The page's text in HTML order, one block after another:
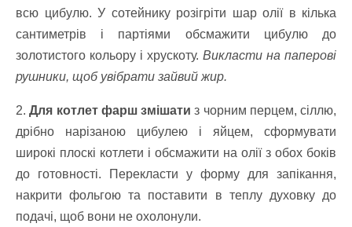
всю цибулю. У сотейнику розігріти шар олії в кілька
сантиметрів і партіями обсмажити цибулю до
золотистого кольору і хрускоту. Викласти на паперові
рушники, щоб увібрати зайвий жир.
2.Для котлет фарш змішати з чорним перцем, сіллю,
дрібно нарізаною цибулею і яйцем, сформувати
широкі плоскі котлети і обсмажити на олії з обох боків
до готовності. Перекласти у форму для запікання,
накрити фольгою та поставити в теплу духовку до
подачі, щоб вони не охолонули.